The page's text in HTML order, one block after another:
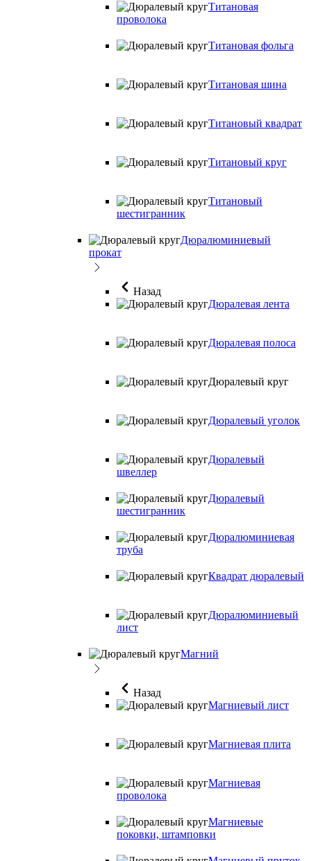
Титановая
проволока
Титановая фольга
Титановая шина
Титановый квадрат
Титановый круг
Титановый
шестигранник
Дюралюминиевый
прокат
Назад
Дюралевая лента
Дюралевая полоса
Дюралевый круг
Дюралевый уголок
Дюралевый
швеллер
Дюралевый
шестигранник
Дюралюминиевая
труба
Квадрат дюралевый
Дюралюминиевый
лист
Магний
Назад
Магниевый лист
Магниевая плита
Магниевая
проволока
Магниевые
поковки, штамповки